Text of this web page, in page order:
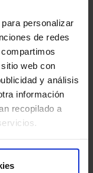
personalizar
de redes
web con
y análisis
información
recopilado a
oral y
experiencia
de la boca,
los
la
tratamiento de
(ATM),